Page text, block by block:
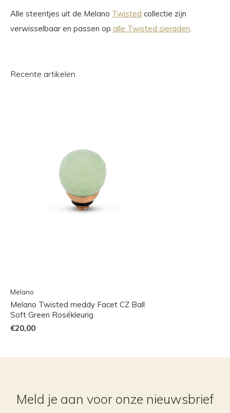
Alle steentjes uit de Melano Twisted collectie zijn
verwisselbaar en passen op alle Twisted sieraden
Recente artikelen
Melano
Melano Twisted meddy Facet CZ Ball
Soft Green Rosékleurig
€20,00
Meld je aan voor onze nieuwsbrief